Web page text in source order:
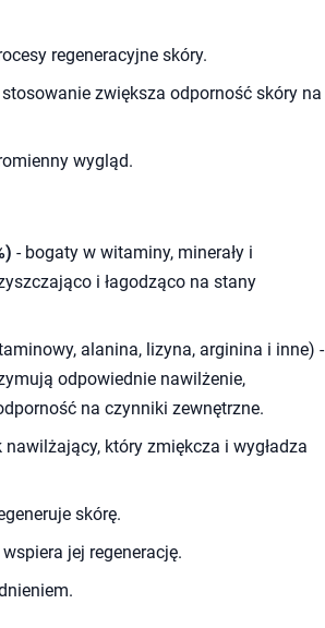
regeneracyjne skóry.
zwiększa odporność skóry na
wygląd.
- bogaty w witaminy, minerały i
i łagodząco na stany
alanina, lizyna, arginina i inne) -
odpowiednie nawilżenie,
na czynniki zewnętrzne.
nawilżający, który zmiękcza i wygładza
skórę.
jej regenerację.